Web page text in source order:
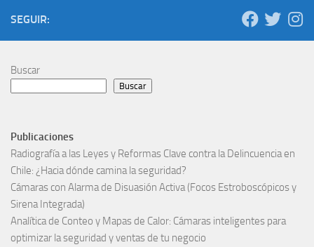
SEGUIR:
Buscar
Buscar
Publicaciones
Radiografía a las Leyes y Reformas Clave contra la Delincuencia en
Chile: ¿Hacia dónde camina la seguridad?
Cámaras con Alarma de Disuasión Activa (Focos Estroboscópicos y
Sirena Integrada)
Analítica de Conteo y Mapas de Calor: Cámaras inteligentes para
optimizar la seguridad y ventas de tu negocio